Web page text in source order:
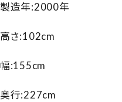
製造年:2000年
高さ:102cm
幅:155cm
奥行:227cm